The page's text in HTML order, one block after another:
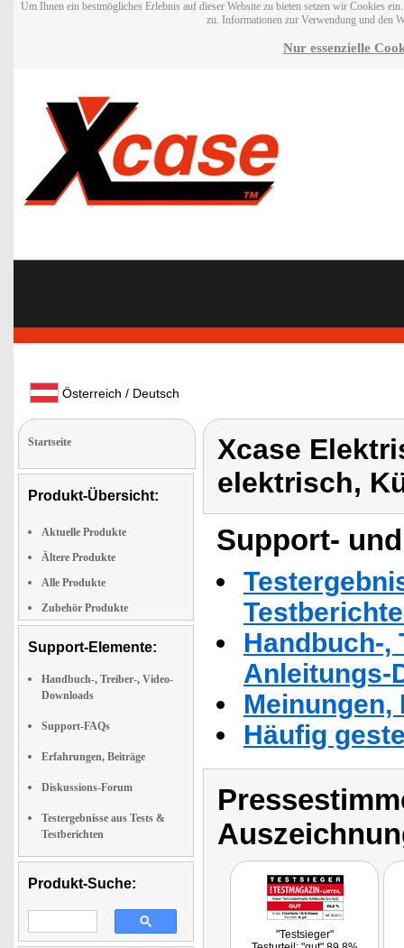
Um Ihnen ein bestmögliches Erlebnis auf dieser Website zu bieten setzen wir Cookies
zu. Informationen zur Verwendung und den
Nur essenzielle
Österreich / Deutsch
Startseite
Produkt-Übersicht:
Aktuelle Produkte
Ältere Produkte
Alle Produkte
Zubehör Produkte
Support-Elemente:
Handbuch-, Treiber-, Video-
Downloads
Support-FAQs
Erfahrungen, Beiträge
Diskussions-Forum
Testergebnisse aus Tests &
Testberichten
Produkt-Suche:
Xcase
elektrisch,
Support-
Handbuch-,
Anleitungs-
Häufig
"Testsieger"